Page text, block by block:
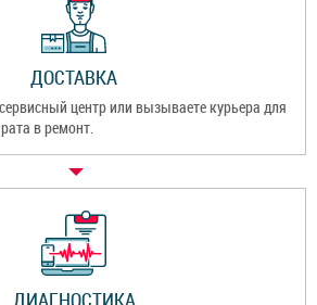
ДОСТАВКА
центр или вызываете курьера для
в ремонт.
ДИАГНОСТИКА